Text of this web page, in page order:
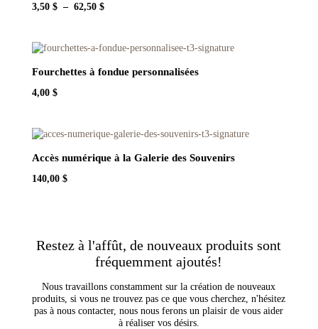
3,50 $ – 62,50 $Plage
3,50 $
à
62,50 $
Fourchettes à fondue personnalisées
4,00 $
Accès numérique à la Galerie des Souvenirs
140,00 $
Restez à l'affût, de nouveaux produits sont
fréquemment ajoutés!
Nous travaillons constamment sur la création de nouveaux
produits, si vous ne trouvez pas ce que vous cherchez, n'hésitez
pas à nous contacter, nous nous ferons un plaisir de vous aider
à réaliser vos désirs.